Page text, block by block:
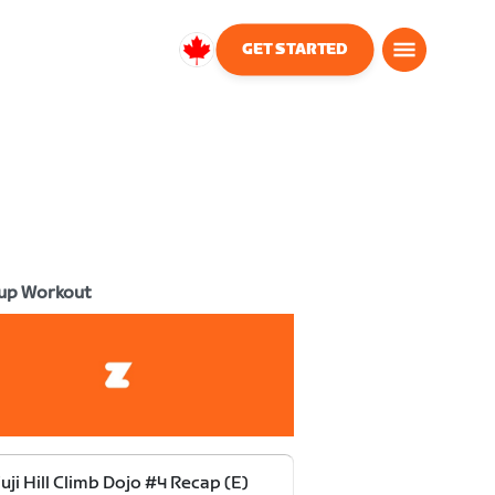
Canada
GET STARTED
Workout
Hill Climb Dojo #4 Recap (E)